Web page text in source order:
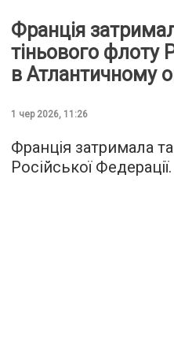
Франція
тіньового флоту
в Атлантичному
1 чер 2026, 11:26
Франція затримала
Російської Федерації.